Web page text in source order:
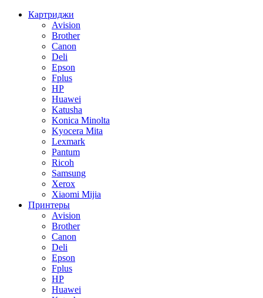
Картриджи
Avision
Brother
Canon
Deli
Epson
Fplus
HP
Huawei
Katusha
Konica Minolta
Kyocera Mita
Lexmark
Pantum
Ricoh
Samsung
Xerox
Xiaomi Mijia
Принтеры
Avision
Brother
Canon
Deli
Epson
Fplus
HP
Huawei